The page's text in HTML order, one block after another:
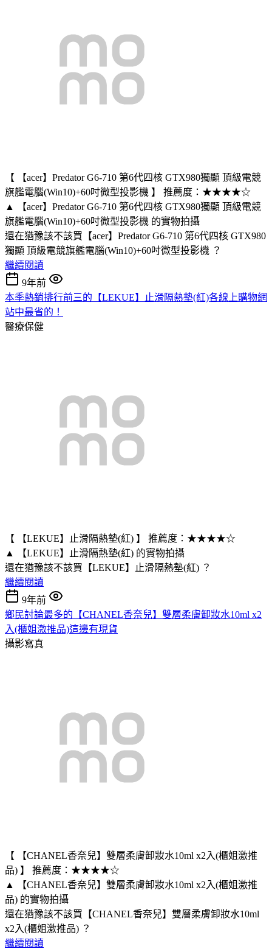
【 【acer】Predator G6-710 第6代四核 GTX980獨顯 頂級電競
旗艦電腦(Win10)+60吋微型投影機 】 推薦度：★★★★☆
▲ 【acer】Predator G6-710 第6代四核 GTX980獨顯 頂級電競
旗艦電腦(Win10)+60吋微型投影機 的實物拍攝
還在猶豫該不該買【acer】Predator G6-710 第6代四核 GTX980
獨顯 頂級電競旗艦電腦(Win10)+60吋微型投影機 ？
繼續閱讀
9年前
本季熱銷排行前三的【LEKUE】止滑隔熱墊(紅)各線上購物網
站中最省的！
醫療保健
【 【LEKUE】止滑隔熱墊(紅) 】 推薦度：★★★★☆
▲ 【LEKUE】止滑隔熱墊(紅) 的實物拍攝
還在猶豫該不該買【LEKUE】止滑隔熱墊(紅) ？
繼續閱讀
9年前
鄉民討論最多的【CHANEL香奈兒】雙層柔膚卸妝水10ml x2
入(櫃姐激推品)這邊有現貨
攝影寫真
【 【CHANEL香奈兒】雙層柔膚卸妝水10ml x2入(櫃姐激推
品) 】 推薦度：★★★★☆
▲ 【CHANEL香奈兒】雙層柔膚卸妝水10ml x2入(櫃姐激推
品) 的實物拍攝
還在猶豫該不該買【CHANEL香奈兒】雙層柔膚卸妝水10ml
x2入(櫃姐激推品) ？
繼續閱讀